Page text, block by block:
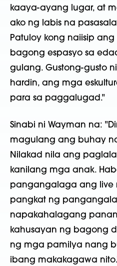
kaaya-ayang lugar, at
ako ng labis na
Patuloy kong naiisip
bagong espasyo sa
gulang. Gustong-gusto
hardin, ang mga
para sa paggalugad."
Sinabi ni Wayman na:
magulang ang buhay
Nilakad nila ang
kanilang mga anak.
pangangalaga ang live
pangkat ng
napakahalagang
kahusayan ng bagong
ng mga pamilya nang
ibang makakagawa